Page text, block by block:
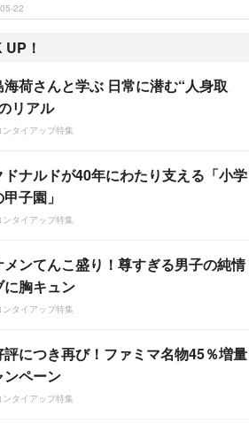
22
！
海荷さんと学ぶ 日常に潜む“人身取
リアル
ンタイアップ特集
ドナルドが40年にわたり支える「小学
子園」
ンタイアップ特集
メンてんこ盛り！尊すぎる男子の純情
に胸キュン
ンタイアップ特集
評につき再び！ファミマ名物45％増量
ンペーン
ンタイアップ特集